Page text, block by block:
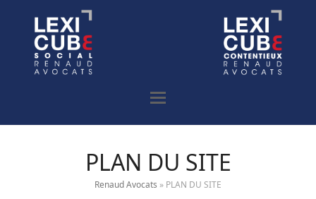
PLAN DU SITE
Renaud Avocats » PLAN DU SITE